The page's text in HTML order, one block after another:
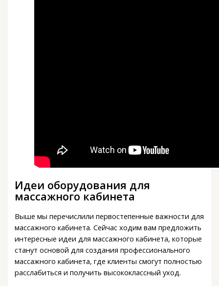
Идеи оборудования для
массажного кабинета
Выше мы перечислили первостепенные важности для
массажного кабинета. Сейчас ходим вам предложить
интересные идеи для массажного кабинета, которые
станут основой для создания профессионального
массажного кабинета, где клиенты смогут полностью
расслабиться и получить высококлассный уход.